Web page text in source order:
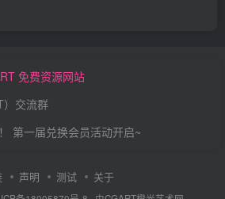
免费资源网站
）交流群
第一届兑换会员活动开启~
声明 测试 关于